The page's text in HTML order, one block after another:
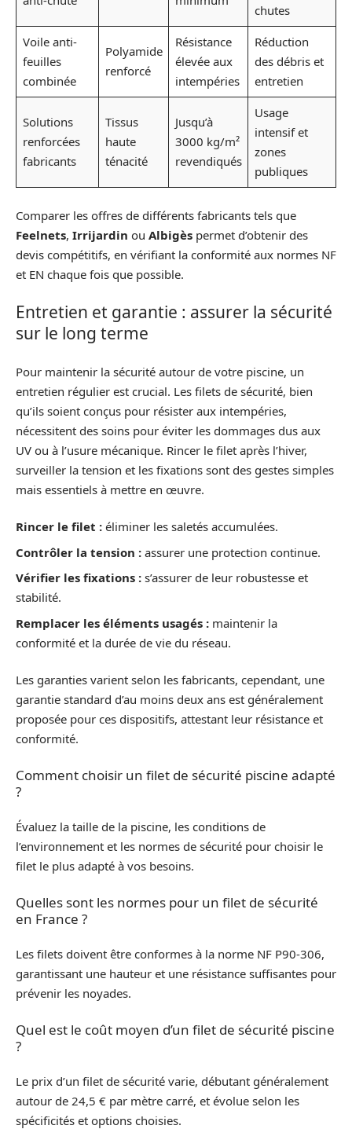
chutes
Voile anti-
feuilles
combinée
Polyamide
renforcé
Résistance
élevée aux
intempéries
Réduction
des débris et
entretien
Solutions
renforcées
fabricants
Tissus
haute
ténacité
Jusqu’à
3000 kg/m²
revendiqués
Usage
intensif et
zones
publiques
Comparer les offres de différents fabricants tels que
Feelnets, Irrijardin ou Albigès permet d’obtenir des
devis compétitifs, en vérifiant la conformité aux normes NF
et EN chaque fois que possible.
Entretien et garantie : assurer la sécurité
sur le long terme
Pour maintenir la sécurité autour de votre piscine, un
entretien régulier est crucial. Les filets de sécurité, bien
qu’ils soient conçus pour résister aux intempéries,
nécessitent des soins pour éviter les dommages dus aux
UV ou à l’usure mécanique. Rincer le filet après l’hiver,
surveiller la tension et les fixations sont des gestes simples
mais essentiels à mettre en œuvre.
Rincer le filet : éliminer les saletés accumulées.
Contrôler la tension : assurer une protection continue.
Vérifier les fixations : s’assurer de leur robustesse et
stabilité.
Remplacer les éléments usagés : maintenir la
conformité et la durée de vie du réseau.
Les garanties varient selon les fabricants, cependant, une
garantie standard d’au moins deux ans est généralement
proposée pour ces dispositifs, attestant leur résistance et
conformité.
Comment choisir un filet de sécurité piscine adapté
?
Évaluez la taille de la piscine, les conditions de
l’environnement et les normes de sécurité pour choisir le
filet le plus adapté à vos besoins.
Quelles sont les normes pour un filet de sécurité
en France ?
Les filets doivent être conformes à la norme NF P90-306,
garantissant une hauteur et une résistance suffisantes pour
prévenir les noyades.
Quel est le coût moyen d’un filet de sécurité piscine
?
Le prix d’un filet de sécurité varie, débutant généralement
autour de 24,5 € par mètre carré, et évolue selon les
spécificités et options choisies.